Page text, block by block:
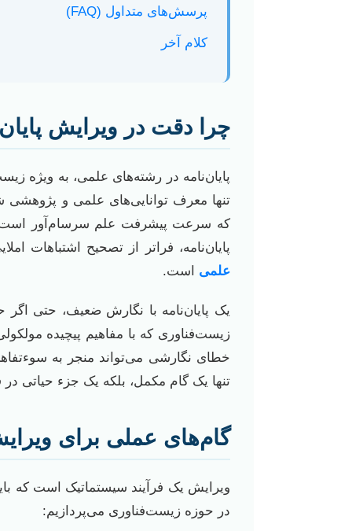
پرسش‌های متداول (FAQ)
کلام آخر
چرا دقت در ویرایش
پایان‌نامه در رشته‌های علمی، به ویژه
تنها معرف توانایی‌های علمی و پژوهشی
که سرعت پیشرفت علم سرسام‌آور است،
پایان‌نامه، فراتر از تصحیح اشتباهات
علمی است.
یک پایان‌نامه با نگارش ضعیف، حتی
زیست‌فناوری که با مفاهیم پیچیده
خطای نگارشی می‌تواند منجر به
تنها یک گام مکمل، بلکه یک جزء حیاتی
گام‌های عملی برای
ویرایش یک فرآیند سیستماتیک است که
در حوزه زیست‌فناوری می‌پردازیم: